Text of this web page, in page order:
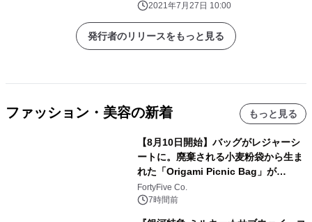
2021年7月27日 10:00
発行者のリリースをもっと見る
ファッション・美容の新着 もっと見る
【8月10日開始】バッグがレジャーシ
ートに。廃棄される小麦粉袋から生ま
れた「Origami Picnic Bag」が
Makuakeに登場
FortyFive Co.
7時間前